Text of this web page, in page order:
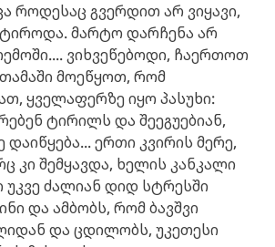
როდესაც გვერდით არ ვიყავი,
მარტო დარჩენა არ
ვიხვეწებოდი, ჩაერთოთ
მოეწყოთ, რომ
ყველაფერზე იყო პასუხი:
ტირილს და შეეგუებიან,
დაიწყება... ერთი კვირის მერე,
კი შემყავდა, ხელის კანკალი
უკვე ძალიან დიდ სტრესში
და ამბობს, რომ ბავშვი
და ცდილობს, უკეთესი